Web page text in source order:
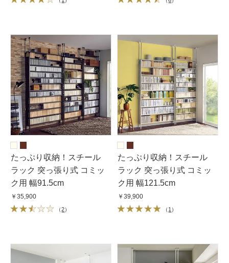
たっぷり収納！スチール
ラック 突っ張り式 コミッ
ク用 幅91.5cm
￥35,900
（2）
たっぷり収納！スチール
ラック 突っ張り式 コミッ
ク用 幅121.5cm
￥39,900
（ 1 ）